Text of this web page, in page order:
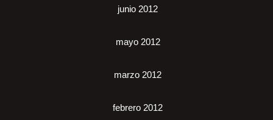
junio 2012
mayo 2012
marzo 2012
febrero 2012